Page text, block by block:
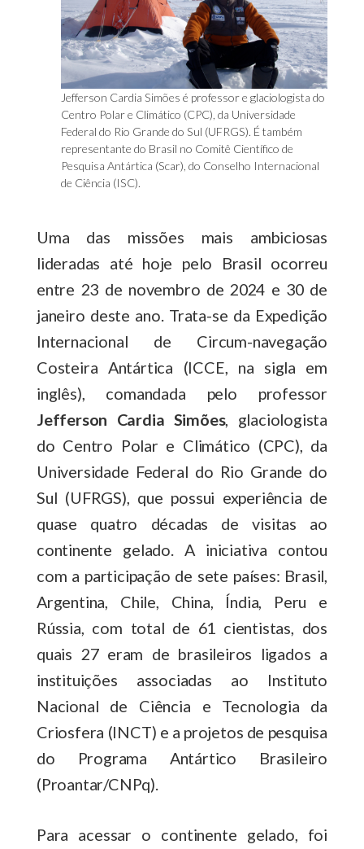
Jefferson Cardia Simões é professor e glaciologista do
Centro Polar e Climático (CPC), da Universidade
Federal do Rio Grande do Sul (UFRGS). É também
representante do Brasil no Comitê Científico de
Pesquisa Antártica (Scar), do Conselho Internacional
de Ciência (ISC).
Uma das missões mais ambiciosas
lideradas até hoje pelo Brasil ocorreu
entre 23 de novembro de 2024 e 30 de
janeiro deste ano. Trata-se da Expedição
Internacional de Circum-navegação
Costeira Antártica (ICCE, na sigla em
inglês), comandada pelo professor
Jefferson Cardia Simões, glaciologista
do Centro Polar e Climático (CPC), da
Universidade Federal do Rio Grande do
Sul (UFRGS), que possui experiência de
quase quatro décadas de visitas ao
continente gelado. A iniciativa contou
com a participação de sete países: Brasil,
Argentina, Chile, China, Índia, Peru e
Rússia, com total de 61 cientistas, dos
quais 27 eram de brasileiros ligados a
instituições associadas ao Instituto
Nacional de Ciência e Tecnologia da
Criosfera (INCT) e a projetos de pesquisa
do Programa Antártico Brasileiro
(Proantar/CNPq).
Para acessar o continente gelado, foi